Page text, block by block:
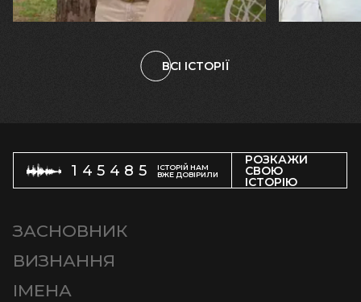
ВСІ ІСТОРІЇ
145485
ІСТОРІЙ НАМ
ВЖЕ ДОВІРИЛИ
РОЗКАЖИ
СВОЮ
ІСТОРІЮ
ЗАСНОВНИК
ВИЗНАННЯ
ІМЕНА